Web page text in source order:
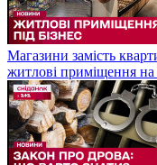
Магазини замість
житлові приміщення на